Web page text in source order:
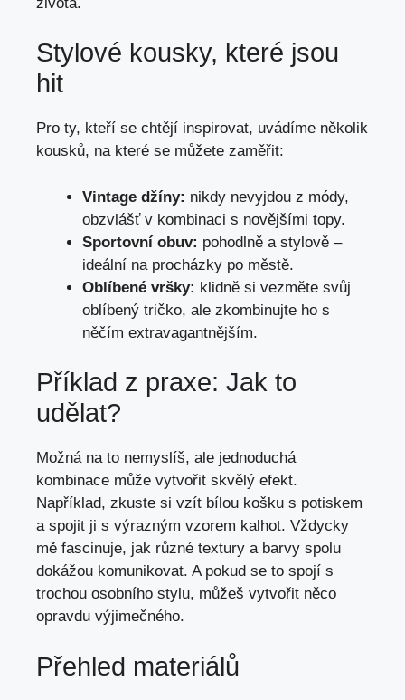
Stylové kousky, které jsou
hit
Pro ty, kteří se chtějí inspirovat, uvádíme několik
kousků, na které se můžete zaměřit:
Vintage džíny: nikdy nevyjdou z módy,
obzvlášť v kombinaci s novějšími topy.
Sportovní obuv: pohodlně a stylově –
ideální na procházky po městě.
Oblíbené vršky: klidně si vezměte svůj
oblíbený tričko, ale zkombinujte ho s
něčím extravagantnějším.
Příklad z praxe: Jak to
udělat?
Možná na to nemyslíš, ale jednoduchá
kombinace může vytvořit skvělý efekt.
Například, zkuste si vzít bílou košku s potiskem
a spojit ji s výrazným vzorem kalhot. Vždycky
mě fascinuje, jak různé textury a barvy spolu
dokážou komunikovat. A pokud se to spojí s
trochou osobního stylu, můžeš vytvořit něco
opravdu výjimečného.
Přehled materiálů